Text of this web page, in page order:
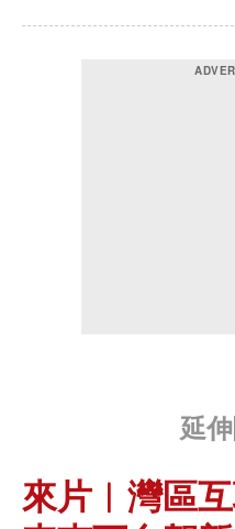
延
來片︱灣區